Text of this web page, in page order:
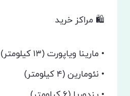
🛍 مراکز خرید
• مارینا ویاپورت (۱۳ کیلومتر)
• نئومارین (۴ کیلومتر)